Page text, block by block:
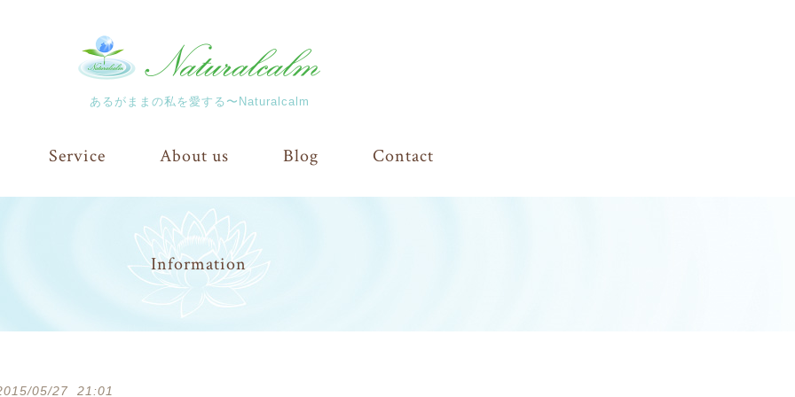
あるがままの私を愛する〜Naturalcalm
Service About us Blog Contact
Information
05/27 21:01